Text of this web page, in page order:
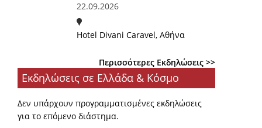
22.09.2026
Hotel Divani Caravel, Αθήνα
Περισσότερες Εκδηλώσεις >>
Εκδηλώσεις σε Ελλάδα & Κόσμο
Δεν υπάρχουν προγραμματισμένες εκδηλώσεις
για το επόμενο διάστημα.